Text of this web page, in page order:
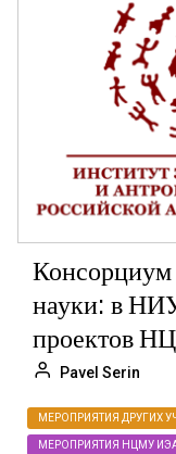
Консорциум
науки: в
проектов
Pavel Serin
МЕРОПРИЯТИЯ ДРУГИХ
МЕРОПРИЯТИЯ НЦМУ